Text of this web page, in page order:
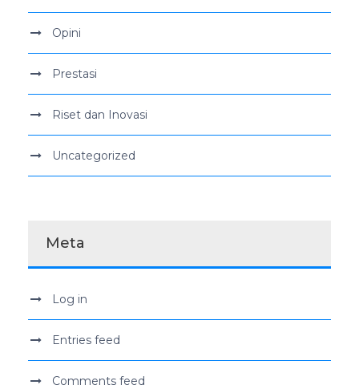
Opini
Prestasi
Riset dan Inovasi
Uncategorized
Meta
Log in
Entries feed
Comments feed